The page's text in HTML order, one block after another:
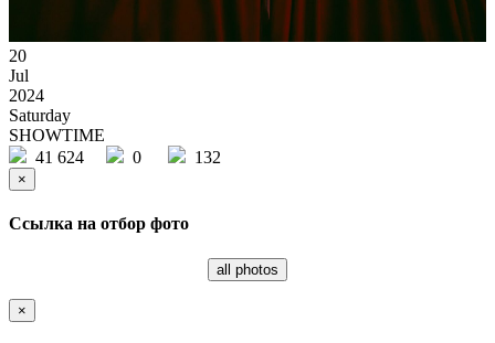
20
Jul
2024
Saturday
SHOWTIME
41 624
0 132
×
Ссылка на отбор фото
all photos
×